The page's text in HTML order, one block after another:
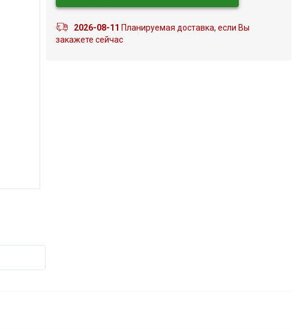
2026-08-11 Планируемая доставка, если Вы
закажете сейчас